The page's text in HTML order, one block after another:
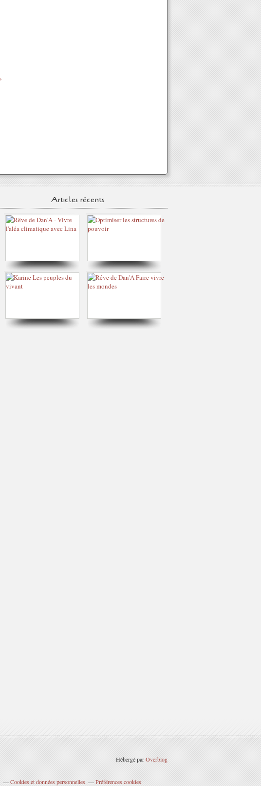
Articles récents
Hébergé parOverblog
Cookies et données personnelles Préférences cookies